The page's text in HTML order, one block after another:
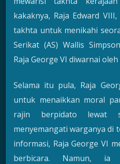
kakaknya, Raja Edward
takhta untuk menikahi
Serikat (AS) Wallis
Raja George VI diwarnai
Selama itu pula, Raja
untuk menaikkan moral
rajin berpidato lewat
menyemangati warganya di
informasi, Raja George VI
berbicara. Namun, ia